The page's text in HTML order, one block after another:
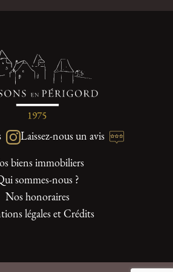
Laissez-nous un avis
biens immobiliers
sommes-nous ?
Nos honoraires
légales et Crédits